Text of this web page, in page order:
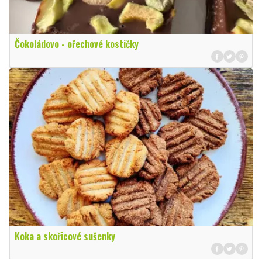
Čokoládovo - ořechové kostičky
Koka a skořicové sušenky